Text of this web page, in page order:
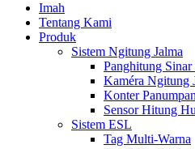
Imah
Tentang Kami
Produk
Sistem Ngitung Jalma
Panghitung Sinar
Kaméra Ngitung
Konter
Sensor Hitung
Sistem ESL
Tag Multi-Warna